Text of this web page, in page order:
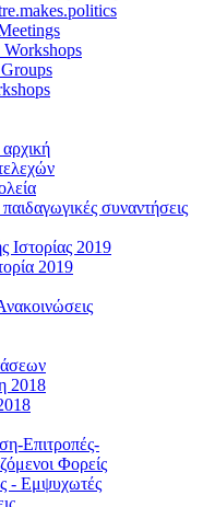
Workshops
συναντήσεις
Ιστορίας 2019
2019
2018
Επιτροπές-
Φορείς
- Εμψυχωτές